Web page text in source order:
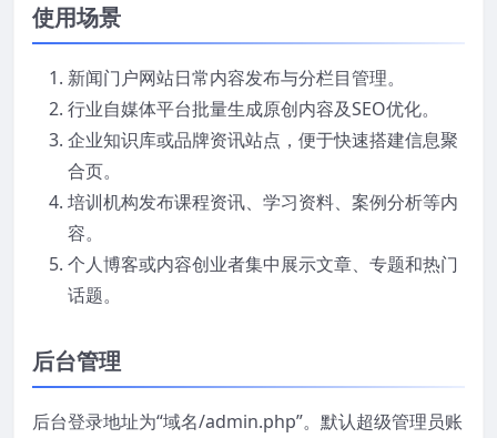
使用场景
新闻门户网站日常内容发布与分栏目管理。
行业自媒体平台批量生成原创内容及SEO优化。
企业知识库或品牌资讯站点，便于快速搭建信息聚
合页。
培训机构发布课程资讯、学习资料、案例分析等内
容。
个人博客或内容创业者集中展示文章、专题和热门
话题。
后台管理
后台登录地址为“域名/admin.php”。默认超级管理员账